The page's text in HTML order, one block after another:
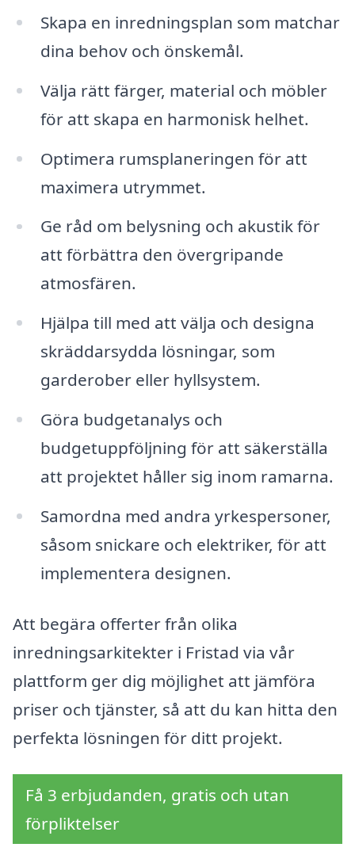
Skapa en inredningsplan som matchar
dina behov och önskemål.
Välja rätt färger, material och möbler
för att skapa en harmonisk helhet.
Optimera rumsplaneringen för att
maximera utrymmet.
Ge råd om belysning och akustik för
att förbättra den övergripande
atmosfären.
Hjälpa till med att välja och designa
skräddarsydda lösningar, som
garderober eller hyllsystem.
Göra budgetanalys och
budgetuppföljning för att säkerställa
att projektet håller sig inom ramarna.
Samordna med andra yrkespersoner,
såsom snickare och elektriker, för att
implementera designen.
Att begära offerter från olika
inredningsarkitekter i Fristad via vår
plattform ger dig möjlighet att jämföra
priser och tjänster, så att du kan hitta den
perfekta lösningen för ditt projekt.
Få 3 erbjudanden, gratis och utan
förpliktelser